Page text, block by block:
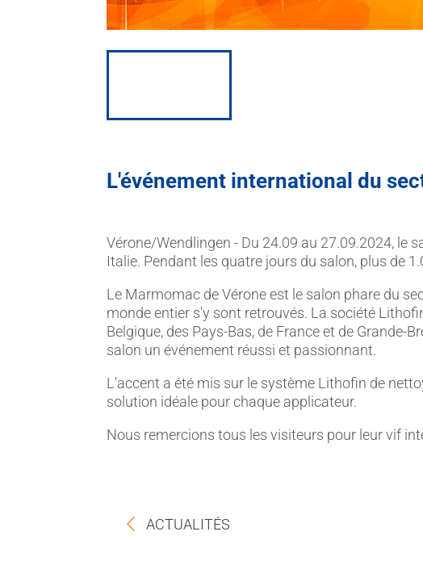
L'événement international du
Vérone/Wendlingen - Du 24.09 au 27.09.2024, le
Italie. Pendant les quatre jours du salon, plus de
Le Marmomac de Vérone est le salon phare du
monde entier s'y sont retrouvés. La société
Belgique, des Pays-Bas, de France et de
salon un événement réussi et passionnant.
L'accent a été mis sur le système Lithofin de
solution idéale pour chaque applicateur.
Nous remercions tous les visiteurs pour leur vif
ACTUALITÉS